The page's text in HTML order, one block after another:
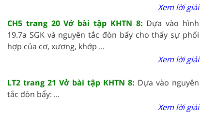
Xem lời giải
CH5 trang 20 Vở bài tập KHTN 8: Dựa vào hình
19.7a SGK và nguyên tắc đòn bẩy cho thấy sự phối
hợp của cơ, xương, khớp ...
Xem lời giải
LT2 trang 21 Vở bài tập KHTN 8: Dựa vào nguyên
tắc đòn bẩy: ...
Xem lời giải